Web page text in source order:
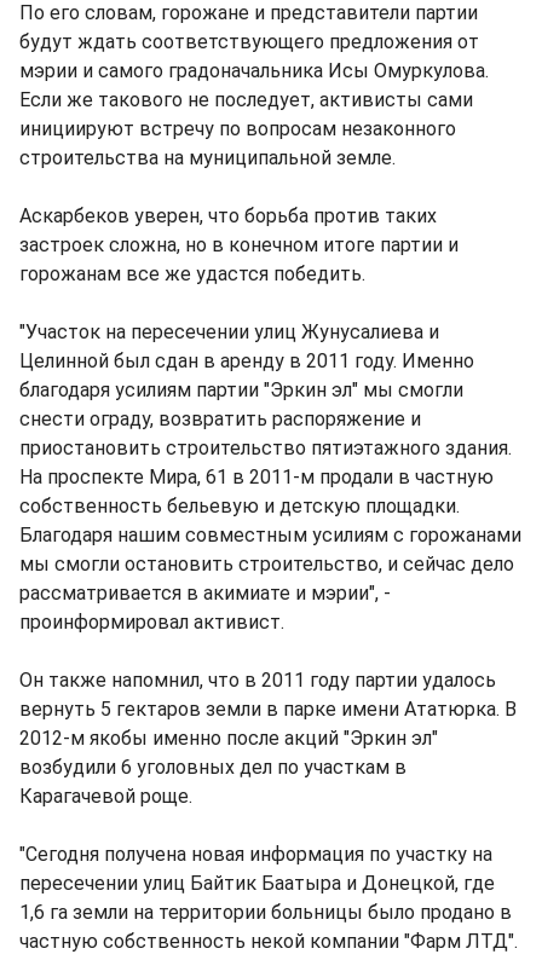
По его словам, горожане и представители партии
будут ждать соответствующего предложения от
мэрии и самого градоначальника Исы Омуркулова.
Если же такового не последует, активисты сами
инициируют встречу по вопросам незаконного
строительства на муниципальной земле.
Аскарбеков уверен, что борьба против таких
застроек сложна, но в конечном итоге партии и
горожанам все же удастся победить.
"Участок на пересечении улиц Жунусалиева и
Целинной был сдан в аренду в 2011 году. Именно
благодаря усилиям партии "Эркин эл" мы смогли
снести ограду, возвратить распоряжение и
приостановить строительство пятиэтажного здания.
На проспекте Мира, 61 в 2011-м продали в частную
собственность бельевую и детскую площадки.
Благодаря нашим совместным усилиям с горожанами
мы смогли остановить строительство, и сейчас дело
рассматривается в акимиате и мэрии", -
проинформировал активист.
Он также напомнил, что в 2011 году партии удалось
вернуть 5 гектаров земли в парке имени Ататюрка. В
2012-м якобы именно после акций "Эркин эл"
возбудили 6 уголовных дел по участкам в
Карагачевой роще.
"Сегодня получена новая информация по участку на
пересечении улиц Байтик Баатыра и Донецкой, где
1,6 га земли на территории больницы было продано в
частную собственность некой компании "Фарм ЛТД".